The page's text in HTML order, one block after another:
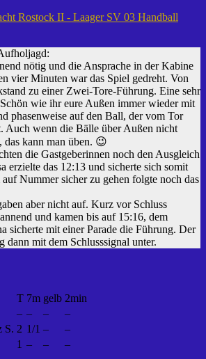
nötig und die Ansprache in der Kabine
vier Minuten war das Spiel gedreht. Von
zu einer Zwei-Tore-Führung. Eine sehr
wie ihr eure Außen immer wieder mit
phasenweise auf den Ball, der vom Tor
Auch wenn die Bälle über Außen nicht
kann man üben. 😉
die Gastgeberinnen noch den Ausgleich
erzielte das 12:13 und sicherte sich somit
Nummer sicher zu gehen folgte noch das
aber nicht auf. Kurz vor Schluss
und kamen bis auf 15:16, dem
sicherte mit einer Parade die Führung. Der
mit dem Schlusssignal unter.
T 7m gelb 2min
– – –
–
S. 2 1/1 –
–
1 – –
–